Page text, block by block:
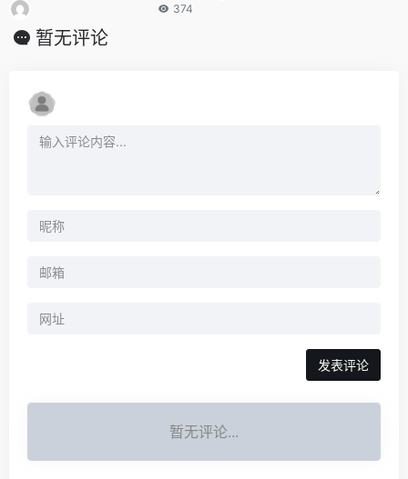
374
暂无评论
暂无评论...